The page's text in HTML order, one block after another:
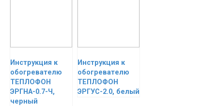
Инструкция к
обогревателю
ТЕПЛОФОН
ЭРГНА-0.7-Ч,
черный
Инструкция к
обогревателю
ТЕПЛОФОН
ЭРГУС-2.0, белый